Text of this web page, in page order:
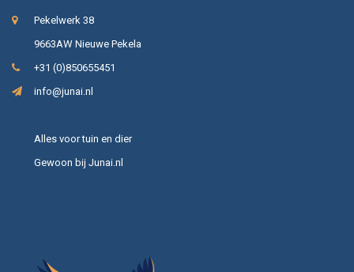
Pekelwerk 38
9663AW Nieuwe Pekela
+31 (0)850655451
info@junai.nl
Alles voor tuin en dier
Gewoon bij Junai.nl